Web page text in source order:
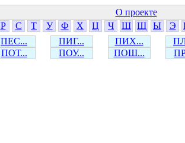
О проекте
Р С Т У Ф Х Ц Ч Ш Щ Ы Э
ПЕС... ПИГ... ПИХ...
ПОТ... ПОУ... ПОШ...